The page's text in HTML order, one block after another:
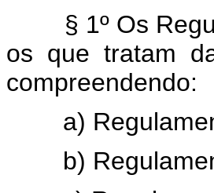
§ 1º Os
os que tratam
compreendendo:
a)
b)